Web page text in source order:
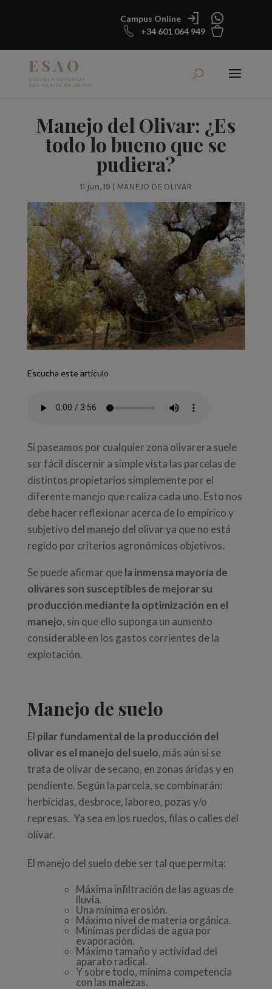
Campus Online
+34 601 064 949
Manejo del Olivar: ¿Es
todo lo bueno que se
pudiera?
11 jun, 19 | MANEJO DE OLIVAR
Escucha este artículo
Si paseamos por cualquier zona olivarera suele
ser fácil discernir a simple vista las parcelas de
distintos propietarios simplemente por el
diferente manejo que realiza cada uno. Esto nos
debe hacer reflexionar acerca de lo empírico y
subjetivo del manejo del olivar ya que no está
regido por criterios agronómicos objetivos.
Se puede afirmar quela inmensa mayoría de
olivares son susceptibles de mejorar su
producción mediante la optimización en el
manejo, sin que ello suponga un aumento
considerable en los gastos corrientes de la
explotación.
Manejo de suelo
El pilar fundamental de la producción del
olivar es el manejo del suelo, más aún si se
trata de olivar de secano, en zonas áridas y en
pendiente. Según la parcela, se combinarán:
herbicidas, desbroce, laboreo, pozas y/o
represas. Ya sea en los ruedos, filas o calles del
olivar.
El manejo del suelo debe ser tal que permita:
Máxima infiltración de las aguas de
lluvia.
Una mínima erosión.
Máximo nivel de materia orgánica.
Mínimas perdidas de agua por
evaporación.
Máximo tamaño y actividad del
aparato radical.
Y sobre todo, mínima competencia
con las malezas.